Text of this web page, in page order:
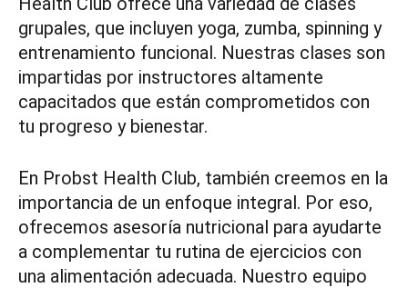
grupales, que incluyen yoga, zumba, spinning y
entrenamiento funcional. Nuestras clases son
impartidas por instructores altamente
capacitados que están comprometidos con
tu progreso y bienestar.
En Probst Health Club, también creemos en la
importancia de un enfoque integral. Por eso,
ofrecemos asesoría nutricional para ayudarte
a complementar tu rutina de ejercicios con
una alimentación adecuada. Nuestro equipo